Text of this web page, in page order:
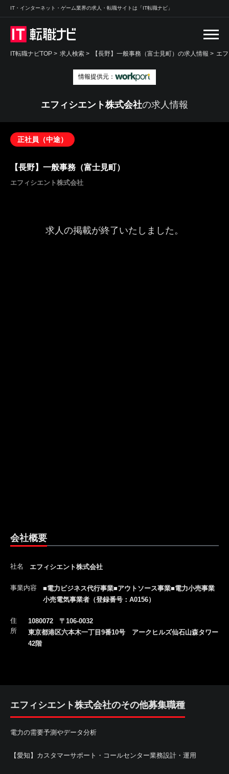
IT・インターネット・ゲーム業界の求人・転職サイトは「IT転職ナビ」
IT転職ナビTOP > 求人検索 > 【長野】一般事務（富士見町）の求人情報 > エ
情報提供元：
エフィシエント株式会社の求人情報
正社員（中途）
【長野】一般事務（富士見町）
エフィシエント株式会社
求人の掲載が終了いたしました。
会社概要
社名 エフィシエント株式会社
事業内容
■電力ビジネス代行事業■アウトソース事業■電力小売事業
小売電気事業者（登録番号：A0156）
住
所
1080072 〒106-0032
東京都港区六本木一丁目9番10号 アークヒルズ仙石山森タワー
42階
エフィシエント株式会社のその他募集職種
電力の需要予測やデータ分析
【愛知】カスタマーサポート・コールセンター業務設計・運用